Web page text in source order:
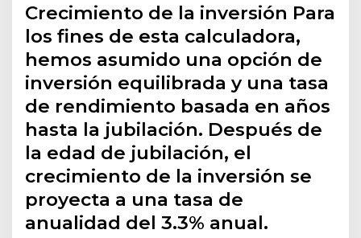
Crecimiento de la inversión Para
los fines de esta calculadora,
hemos asumido una opción de
inversión equilibrada y una tasa
de rendimiento basada en años
hasta la jubilación. Después de
la edad de jubilación, el
crecimiento de la inversión se
proyecta a una tasa de
anualidad del 3.3% anual.